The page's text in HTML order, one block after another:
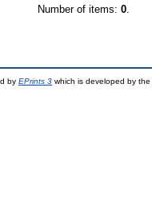
Number of items: 0.
by EPrints 3 which is developed by the